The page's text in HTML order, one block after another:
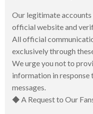
Our legitimate
official website and
All official
exclusively through
We urge you not to
information in response
messages.
◆ A Request to Our